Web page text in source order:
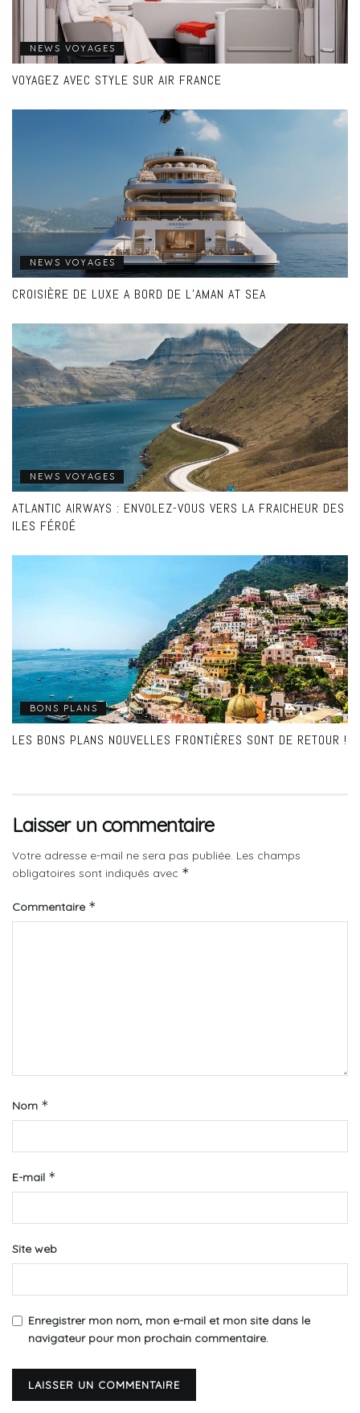
NEWS VOYAGES
VOYAGEZ AVEC STYLE SUR AIR FRANCE
NEWS VOYAGES
CROISIÈRE DE LUXE A BORD DE L’AMAN AT SEA
NEWS VOYAGES
ATLANTIC AIRWAYS : ENVOLEZ-VOUS VERS LA FRAICHEUR DES
ILES FÉROÉ
BONS PLANS
LES BONS PLANS NOUVELLES FRONTIÈRES SONT DE RETOUR !
Laisser un commentaire
Votre adresse e-mail ne sera pas publiée. Les champs
obligatoires sont indiqués avec *
Commentaire *
Nom *
E-mail *
Site web
Enregistrer mon nom, mon e-mail et mon site dans le
navigateur pour mon prochain commentaire.